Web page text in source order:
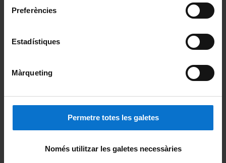
Preferències
Estadístiques
Màrqueting
Permetre totes les galetes
Només utilitzar les galetes necessàries
Notícies
Avisos
Beques de col·laboració
Alumni
Carnet pels alumnes i personal de la Facultat